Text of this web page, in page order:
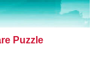
Puzzle